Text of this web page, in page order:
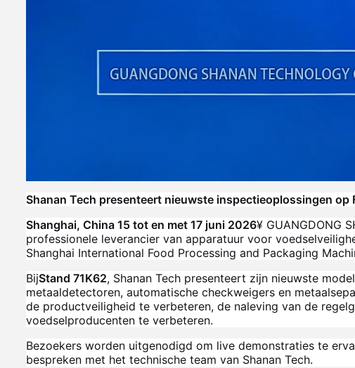
Shanan Tech presenteert nieuwste inspectieoplossingen op
Shanghai, China 15 tot en met 17 juni 2026¥ GUANGDONG
professionele leverancier van apparatuur voor
Shanghai International Food Processing and Packaging
BijStand 71K62, Shanan Tech presenteert zijn nieuwste
metaaldetectoren, automatische checkweigers en
de productveiligheid te verbeteren, de naleving van de
voedselproducenten te verbeteren.
Bezoekers worden uitgenodigd om live demonstraties te
bespreken met het technische team van Shanan Tech.